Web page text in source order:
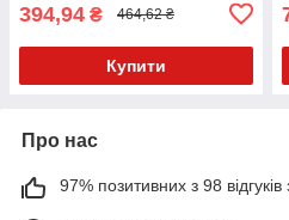
394,94 ₴ 464,62 ₴
Купити
Про нас
97% позитивних з 98 відгуків